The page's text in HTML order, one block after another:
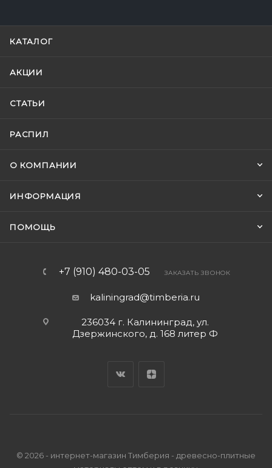
КАТАЛОГ
АКЦИИ
СТАТЬИ
РАСПИЛ
О КОМПАНИИ
ИНФОРМАЦИЯ
ПОМОЩЬ
+7 (910) 480-03-05 ЗАКАЗАТЬ ЗВОНОК
kaliningrad@timberia.ru
236034 г. Калининград, ул.
Дзержинского, д. 168 литер Ф
© 2026 - интернет-магазин Тимберия - древесно-плитные